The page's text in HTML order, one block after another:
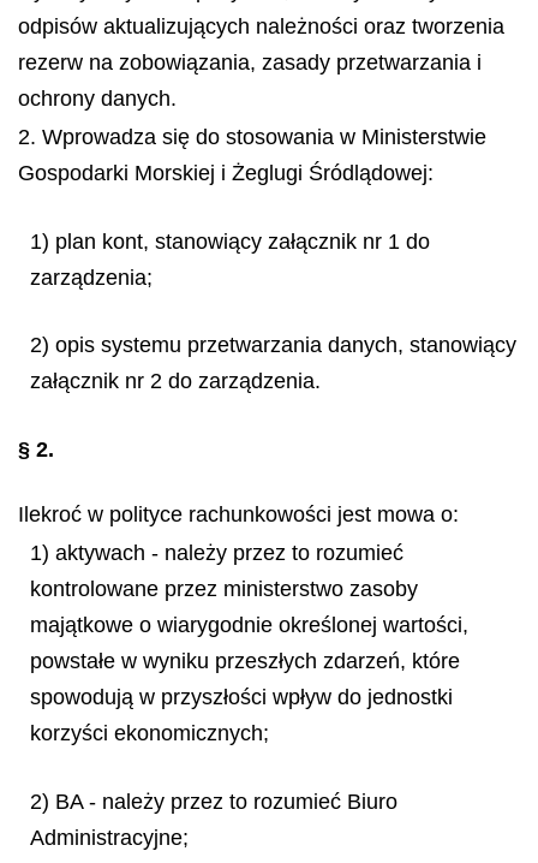
odpisów aktualizujących należności oraz tworzenia
rezerw na zobowiązania, zasady przetwarzania i
ochrony danych.
2. Wprowadza się do stosowania w Ministerstwie
Gospodarki Morskiej i Żeglugi Śródlądowej:
1) plan kont, stanowiący załącznik nr 1 do
zarządzenia;
2) opis systemu przetwarzania danych, stanowiący
załącznik nr 2 do zarządzenia.
§ 2.
Ilekroć w polityce rachunkowości jest mowa o:
1) aktywach - należy przez to rozumieć
kontrolowane przez ministerstwo zasoby
majątkowe o wiarygodnie określonej wartości,
powstałe w wyniku przeszłych zdarzeń, które
spowodują w przyszłości wpływ do jednostki
korzyści ekonomicznych;
2) BA - należy przez to rozumieć Biuro
Administracyjne;